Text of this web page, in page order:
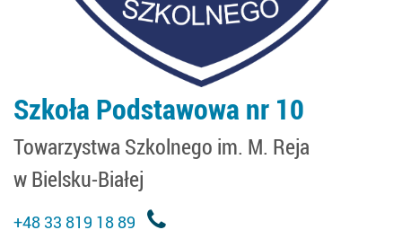
Szkoła Podstawowa nr 10
Towarzystwa Szkolnego im. M. Reja
w Bielsku-Białej
+48 33 819 18 89